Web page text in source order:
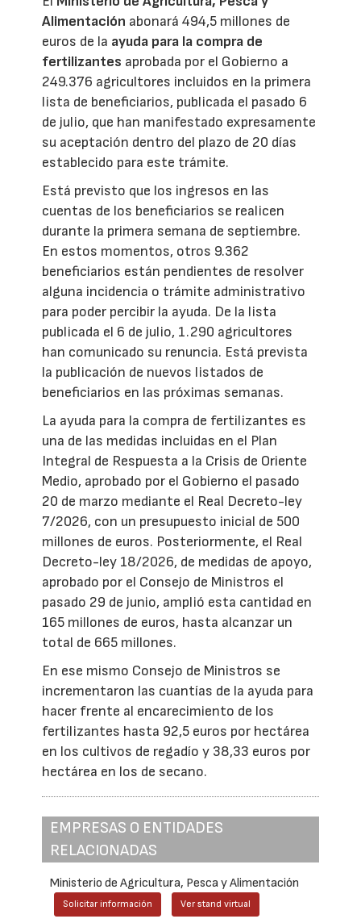
Alimentación abonará 494,5 millones de
euros de la ayuda para la compra de
fertilizantes aprobada por el Gobierno a
249.376 agricultores incluidos en la primera
lista de beneficiarios, publicada el pasado 6
de julio, que han manifestado expresamente
su aceptación dentro del plazo de 20 días
establecido para este trámite.
Está previsto que los ingresos en las
cuentas de los beneficiarios se realicen
durante la primera semana de septiembre.
En estos momentos, otros 9.362
beneficiarios están pendientes de resolver
alguna incidencia o trámite administrativo
para poder percibir la ayuda. De la lista
publicada el 6 de julio, 1.290 agricultores
han comunicado su renuncia. Está prevista
la publicación de nuevos listados de
beneficiarios en las próximas semanas.
La ayuda para la compra de fertilizantes es
una de las medidas incluidas en el Plan
Integral de Respuesta a la Crisis de Oriente
Medio, aprobado por el Gobierno el pasado
20 de marzo mediante el Real Decreto-ley
7/2026, con un presupuesto inicial de 500
millones de euros. Posteriormente, el Real
Decreto-ley 18/2026, de medidas de apoyo,
aprobado por el Consejo de Ministros el
pasado 29 de junio, amplió esta cantidad en
165 millones de euros, hasta alcanzar un
total de 665 millones.
En ese mismo Consejo de Ministros se
incrementaron las cuantías de la ayuda para
hacer frente al encarecimiento de los
fertilizantes hasta 92,5 euros por hectárea
en los cultivos de regadío y 38,33 euros por
hectárea en los de secano.
EMPRESAS O ENTIDADES
RELACIONADAS
Ministerio de Agricultura, Pesca y Alimentación
Solicitar información Ver stand virtual